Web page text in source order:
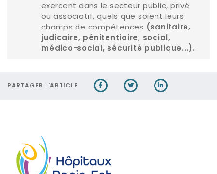
exercent dans le secteur public, privé
ou associatif, quels que soient leurs
champs de compétences (sanitaire,
judicaire, pénitentiaire, social,
médico-social, sécurité publique...).
PARTAGER L'ARTICLE